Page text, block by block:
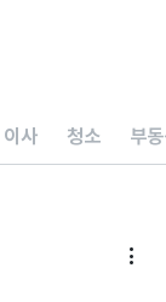
이사 청소 부
